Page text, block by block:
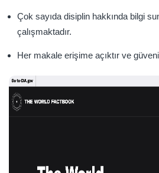
Çok sayıda disiplin hakkında bilgi
çalışmaktadır.
Her makale erişime açıktır ve